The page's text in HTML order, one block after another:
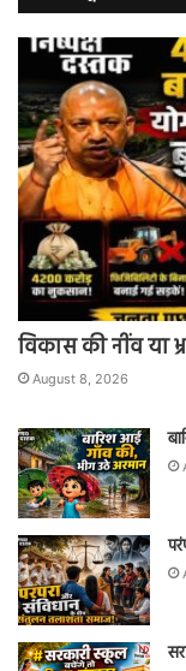
विकास की नींव या
August 8, 2026